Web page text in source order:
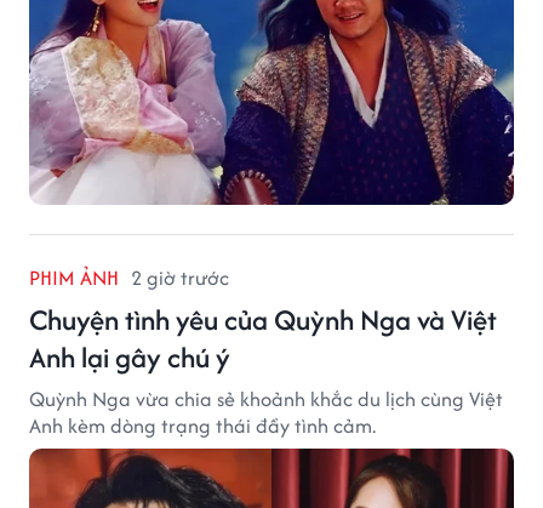
PHIM ẢNH 2 giờ trước
Chuyện tình yêu của Quỳnh Nga và Việt
Anh lại gây chú ý
Quỳnh Nga vừa chia sẻ khoảnh khắc du lịch cùng Việt
Anh kèm dòng trạng thái đầy tình cảm.